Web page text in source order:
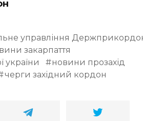
управління
закарпаття
україни
новини прозахід
черги західний кордон